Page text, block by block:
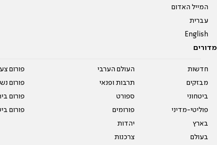
המייל האדום
עברית
English
מדורים
חדשות
מבזקים
ביטחוני
פוליטי-מדיני
בארץ
בעולם
העולם הערבי
תרבות ופנאי
ספורט
פורומים
יהדות
צרכנות
פורום
פורום
פורום
פורום